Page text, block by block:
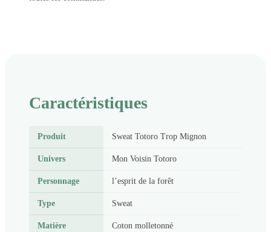
Caractéristiques
Produit Sweat Totoro Trop Mignon
Univers Mon Voisin Totoro
Personnage l’esprit de la forêt
Type Sweat
Matière Coton molletonné